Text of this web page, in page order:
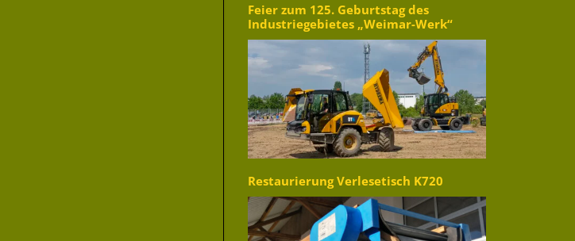
Feier zum 125. Geburtstag des
Industriegebietes „Weimar-Werk“
Restaurierung Verlesetisch K720